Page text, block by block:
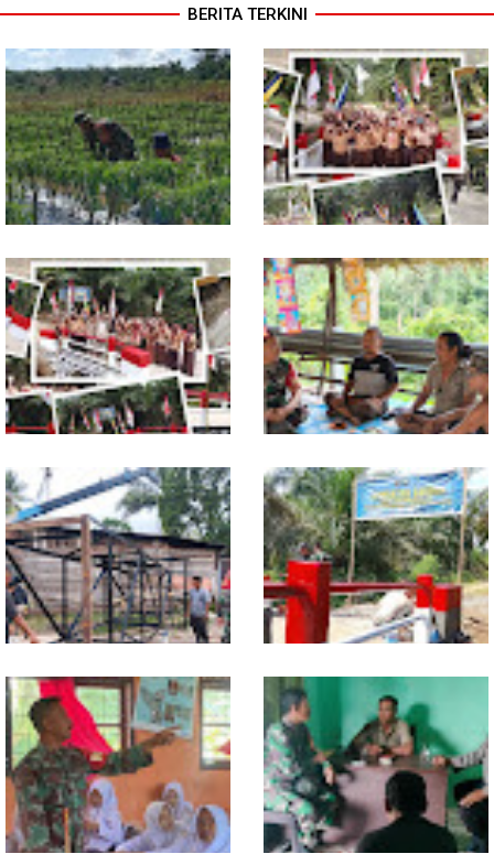
BERITA TERKINI
Babinsa Dampingi Petani
Rawat Cabai, Dukung
Ketahanan Pangan
Tuntas Dibangun, Jembatan
Garuda Perkuat Konektivitas
Teladan Baru–Kuala Kepeng
TNI dan Warga Tuntaskan
Jembatan Garuda, Akses
Ekonomi Kian Terbuka
Warung Kopi Jadi Ruang
Komsos, Babinsa Ajak Warga
Jaga Keamanan Lingkungan
Program TNI AD Manunggal Air
Masuki Tahap Pendirian Tower
Polytank di Simpang Kiri
Sentuhan Akhir Jembatan
Garuda Dikebut, Kodim 0118
Optimistis Tepat Waktu